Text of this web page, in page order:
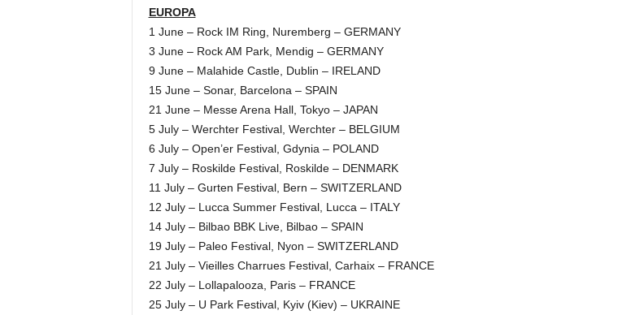
EUROPA
1 June – Rock IM Ring, Nuremberg – GERMANY
3 June – Rock AM Park, Mendig – GERMANY
9 June – Malahide Castle, Dublin – IRELAND
15 June – Sonar, Barcelona – SPAIN
21 June – Messe Arena Hall, Tokyo – JAPAN
5 July – Werchter Festival, Werchter – BELGIUM
6 July – Open’er Festival, Gdynia – POLAND
7 July – Roskilde Festival, Roskilde – DENMARK
11 July – Gurten Festival, Bern – SWITZERLAND
12 July – Lucca Summer Festival, Lucca – ITALY
14 July – Bilbao BBK Live, Bilbao – SPAIN
19 July – Paleo Festival, Nyon – SWITZERLAND
21 July – Vieilles Charrues Festival, Carhaix – FRANCE
22 July – Lollapalooza, Paris – FRANCE
25 July – U Park Festival, Kyiv (Kiev) – UKRAINE